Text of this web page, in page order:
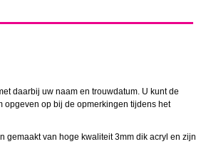
daarbij uw naam en trouwdatum. U kunt de
opgeven op bij de opmerkingen tijdens het
gemaakt van hoge kwaliteit 3mm dik acryl en zijn